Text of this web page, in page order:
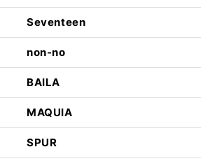
Seventeen
non-no
BAILA
MAQUIA
SPUR